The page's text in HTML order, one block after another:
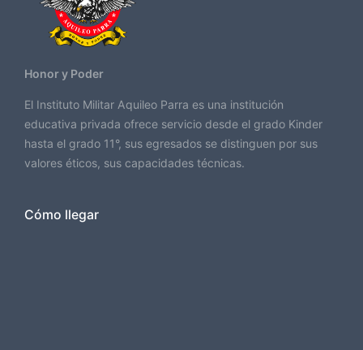
Honor y Poder
El Instituto Militar Aquileo Parra es una institución
educativa privada ofrece servicio desde el grado Kinder
hasta el grado 11°, sus egresados se distinguen por sus
valores éticos, sus capacidades técnicas.
Cómo llegar